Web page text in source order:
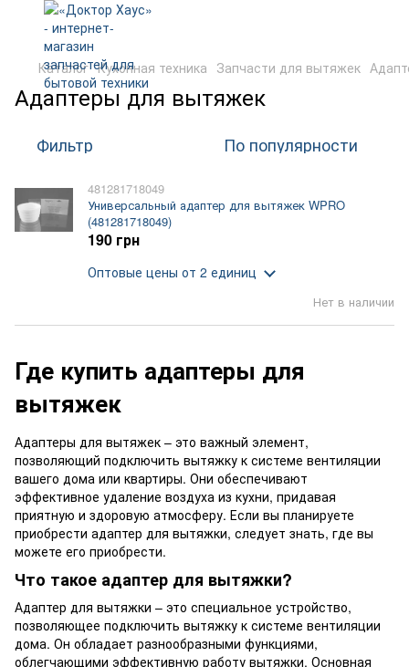
Каталог Кухонная техника Запчасти для вытяжек
Адаптеры для вытяжек
Фильтр По популярности
481281718049
Универсальный адаптер для вытяжек WPRO
(481281718049)
Нет в наличии
190 грн
Оптовые цены от 2 единиц
Где купить адаптеры для
вытяжек
Адаптеры для вытяжек – это важный элемент,
позволяющий подключить вытяжку к системе вентиляции
вашего дома или квартиры. Они обеспечивают
эффективное удаление воздуха из кухни, придавая
приятную и здоровую атмосферу. Если вы планируете
приобрести адаптер для вытяжки, следует знать, где вы
можете его приобрести.
Что такое адаптер для вытяжки?
Адаптер для вытяжки – это специальное устройство,
позволяющее подключить вытяжку к системе вентиляции
дома. Он обладает разнообразными функциями,
облегчающими эффективную работу вытяжки. Основная